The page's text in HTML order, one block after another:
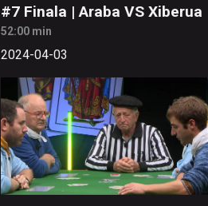
#7 Finala | Araba VS Xiberua
52:00 min
2024-04-03